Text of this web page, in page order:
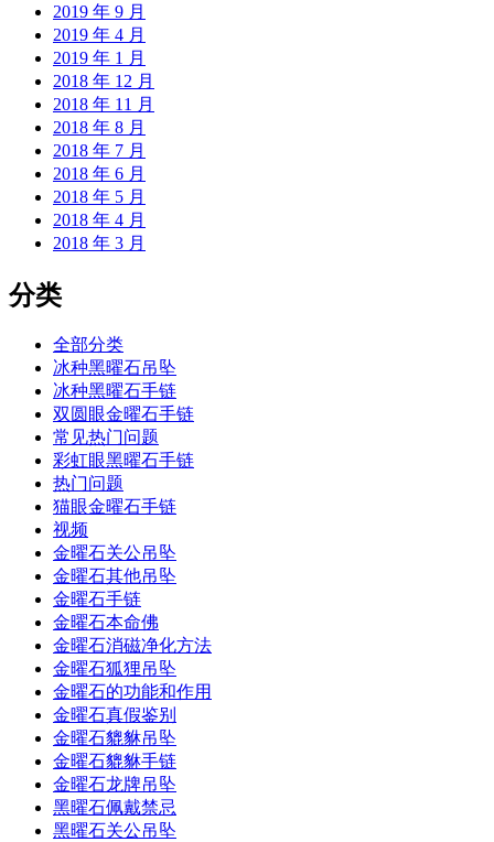
2019 年 9 月
2019 年 4 月
2019 年 1 月
2018 年 12 月
2018 年 11 月
2018 年 8 月
2018 年 7 月
2018 年 6 月
2018 年 5 月
2018 年 4 月
2018 年 3 月
分类
全部分类
冰种黑曜石吊坠
冰种黑曜石手链
双圆眼金曜石手链
常见热门问题
彩虹眼黑曜石手链
热门问题
猫眼金曜石手链
视频
金曜石关公吊坠
金曜石其他吊坠
金曜石手链
金曜石本命佛
金曜石消磁净化方法
金曜石狐狸吊坠
金曜石的功能和作用
金曜石真假鉴别
金曜石貔貅吊坠
金曜石貔貅手链
金曜石龙牌吊坠
黑曜石佩戴禁忌
黑曜石关公吊坠